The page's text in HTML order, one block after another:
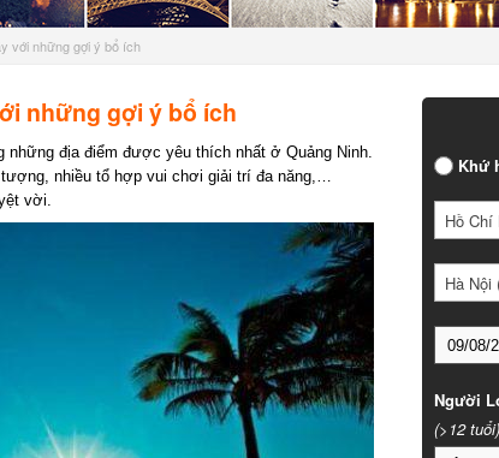
với những gợi ý bổ ích
những gợi ý bổ ích
địa điểm được yêu thích nhất ở Quảng Ninh.
nhiều tổ hợp vui chơi giải trí đa năng,…
vời.
Khứ
Hồ Chí
Hà Nội
Người
(>12 tuổi)